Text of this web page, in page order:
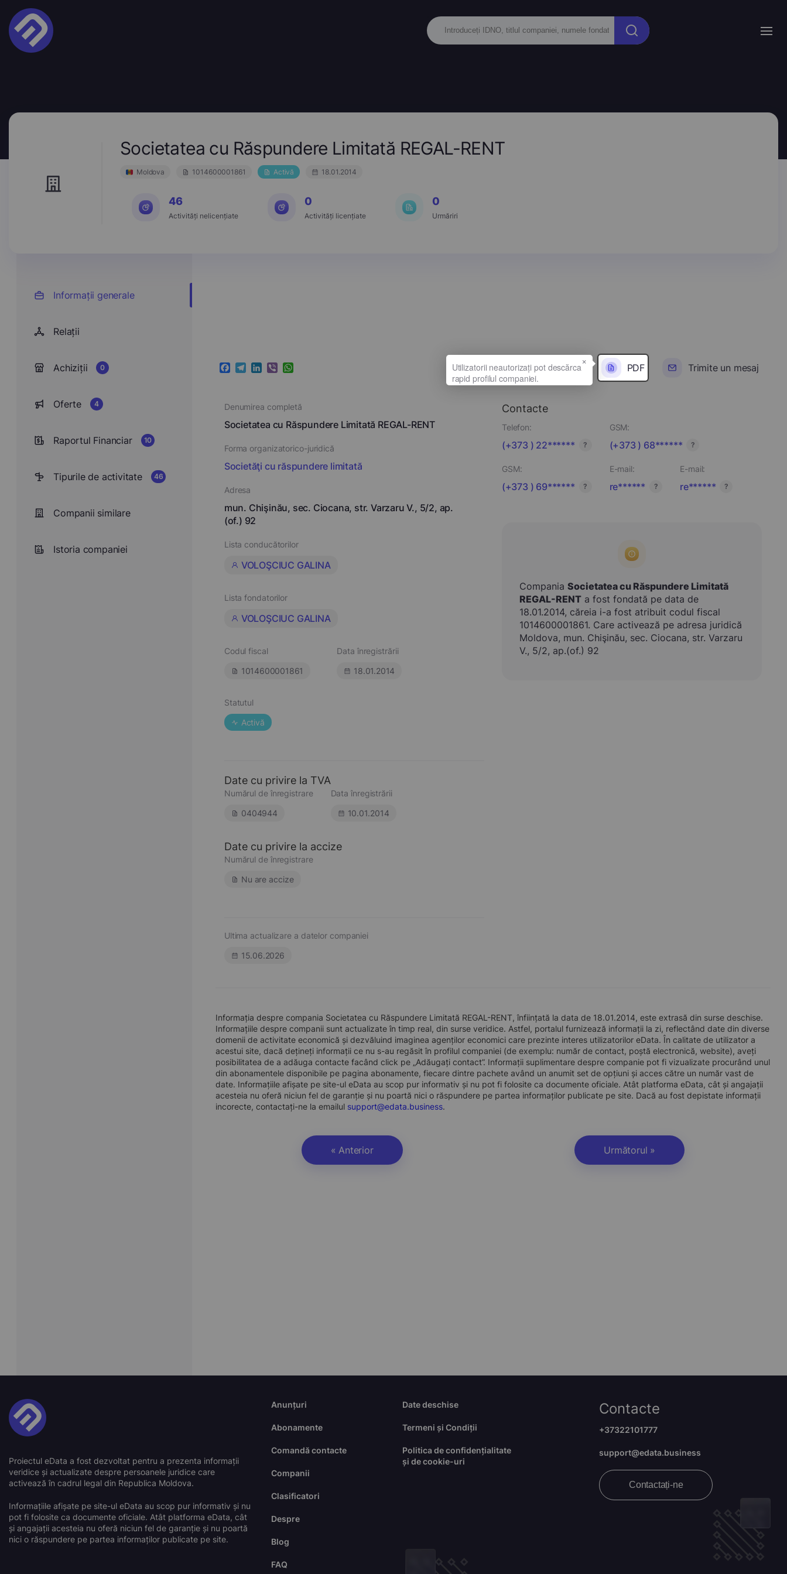
Societatea cu Răspundere Limitată REGAL-RENT
Moldova 1014600001861 Activă 18.01.2014
46
Activități nelicențiate
0
Activități licențiate
0
Urmăriri
Informații generale
Relații
Achiziții 0
Oferte 4
Raportul Financiar 10
Tipurile de activitate 46
Companii similare
Istoria companiei
Facebook
Telegram
LinkedIn
ViberWhatsApp PDF Trimite un mesaj
Denumirea completă
Societatea cu Răspundere Limitată REGAL-RENT
Forma organizatorico-juridică
Societăţi cu răspundere limitată
Adresa
mun. Chişinău, sec. Ciocana, str. Varzaru V., 5/2, ap.
(of.) 92
Lista conducătorilor
VOLOŞCIUC GALINA
Lista fondatorilor
VOLOŞCIUC GALINA
Codul fiscal
1014600001861
Data înregistrării
18.01.2014
Statutul
Activă
Date cu privire la TVA
Numărul de înregistrare
0404944
Data înregistrării
10.01.2014
Date cu privire la accize
Numărul de înregistrare
Nu are accize
Ultima actualizare a datelor companiei
15.06.2026
Contacte
Telefon:
(+373 ) 22****** ?
GSM:
(+373 ) 68****** ?
GSM:
(+373 ) 69****** ?
E-mail:
re****** ?
E-mail:
re****** ?
Compania Societatea cu Răspundere Limitată
REGAL-RENTa fost fondată pe data de
18.01.2014, căreia i-a fost atribuit codul fiscal
1014600001861. Care activează pe adresa juridică
Moldova, mun. Chişinău, sec. Ciocana, str. Varzaru
V., 5/2, ap.(of.) 92
Informația despre compania Societatea cu Răspundere Limitată REGAL-RENT, înființată la data de 18.01.2014, este extrasă din surse deschise.
Informațiile despre companii sunt actualizate în timp real, din surse veridice. Astfel, portalul furnizează informații la zi, reflectând date din diverse
domenii de activitate economică și dezvăluind imaginea agenților economici care prezinte interes utilizatorilor eData. În calitate de utilizator a
acestui site, dacă dețineți informații ce nu s-au regăsit în profilul companiei (de exemplu: număr de contact, poștă electronică, website), aveți
posibilitatea de a adăuga contacte facând click pe „Adăugați contact”. Informații suplimentare despre companie pot fi vizualizate procurând unul
din abonamentele disponibile pe pagina abonamente, fiecare dintre pachete având un anumit set de opțiuni și acces către un număr vast de
date. Informațiile afișate pe site-ul eData au scop pur informativ și nu pot fi folosite ca documente oficiale. Atât platforma eData, cât și angajații
acesteia nu oferă niciun fel de garanție și nu poartă nici o răspundere pe partea informaților publicate pe site. Dacă au fost depistate informații
incorecte, contactați-ne la emailul support@edata.business.
« Anterior Următorul »
Proiectul eData a fost dezvoltat pentru a prezenta informații
veridice și actualizate despre persoanele juridice care
activează în cadrul legal din Republica Moldova.
Informațiile afișate pe site-ul eData au scop pur informativ și nu
pot fi folosite ca documente oficiale. Atât platforma eData, cât
și angajații acesteia nu oferă niciun fel de garanție și nu poartă
nici o răspundere pe partea informaților publicate pe site.
Anunțuri
Abonamente
Comandă contacte
Companii
Clasificatori
Despre
Blog
FAQ
Date deschise
Termeni și Condiții
Politica de confidențialitate
și de cookie-uri
Contacte
+37322101777
support@edata.business
Contactați-ne
×